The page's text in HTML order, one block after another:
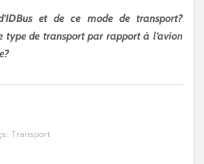
et de ce mode de transport?
type de transport par rapport à l’avion
Transport